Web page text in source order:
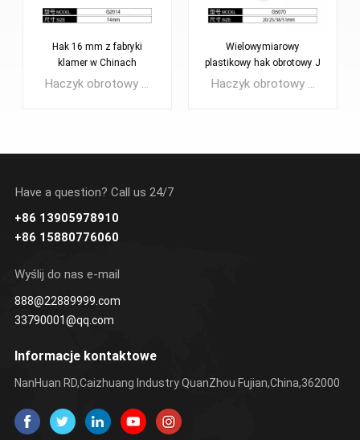
Hak 16 mm z fabryki
klamer w Chinach
UCZ SIĘ
Wielowymiarowy
plastikowy hak obrotowy J
do toreb
Have a question? Call us 24/7
+86 13905978910
+86 15880776060
Wyślij do nas e-mail
888@22889999.com
33790001@qq.com
Informacje kontaktowe
NanHuan RD,Caizhuang Industry QuanZhou Fujian,China,362000